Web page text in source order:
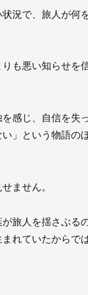
況で、旅人が何
も悪い知らせを
感じ、自信を失
い」という物語の
ません。
旅人を揺さぶる
れていたからで